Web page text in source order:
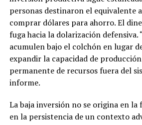
personas destinaron el equivalente
comprar dólares para ahorro. El
fuga hacia la dolarización defensiva.
acumulen bajo el colchón en lugar
expandir la capacidad de
permanente de recursos fuera del
informe.
La baja inversión no se origina en
en la persistencia de un contexto